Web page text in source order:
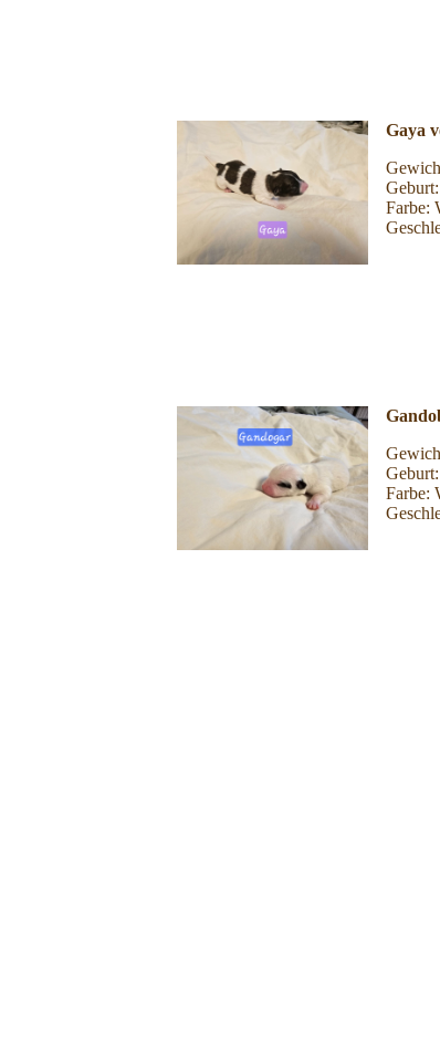
Gaya
Farbe:
Farbe: